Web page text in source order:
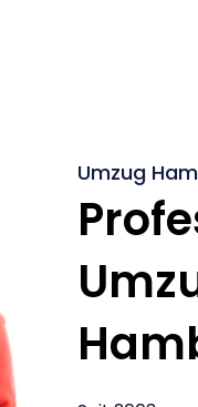
Umzug